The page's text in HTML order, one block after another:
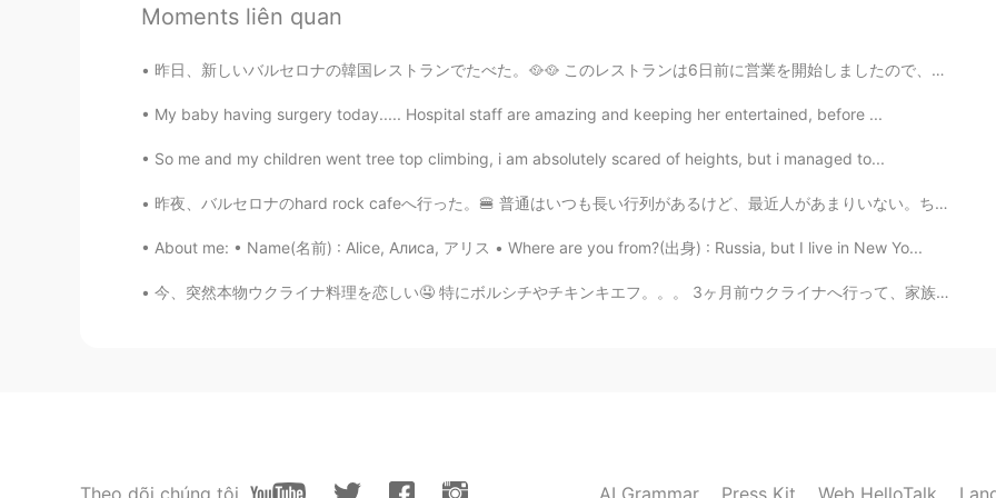
JP KR
Yumi 2020.05.13 16:06
jangmisol 2020.05.12 13:49
오~~스고이쟝~~~각꼬이이~！
Koichiro 2020.05.11 15:50
Moments liên quan
昨日、新しいバルセロナの韓国レストランでたべた。🥘🥘 このレストランは6日前に営業を開始しましたので、まだ人気ではなくて、静かな場所だった。スタフとチェフは韓国人だった、それで本物雰囲気がありま...
My baby having surgery today..... Hospital staff are amazing and keeping her entertained, before ...
So me and my children went tree top climbing, i am absolutely scared of heights, but i managed to...
昨夜、バルセロナのhard rock cafeへ行った。🍔 普通はいつも長い行列があるけど、最近人があまりいない。ちょっとラッキーだった。 さすがhard rock cafe！カクテルはオリジナ...
About me: • Name(名前) : Alice, Алиса, アリス • Where are you from?(出身) : Russia, but I live in New Yo...
今、突然本物ウクライナ料理を恋しい🤤 特にボルシチやチキンキエフ。。。 3ヶ月前ウクライナへ行って、家族を会って、いっぱい休んだけど、最近は旅行に行くことができないから、仕方がないね😂 ウクライ...
Theo dõi chúng tôi AI Grammar Press Kit Web HelloTalk